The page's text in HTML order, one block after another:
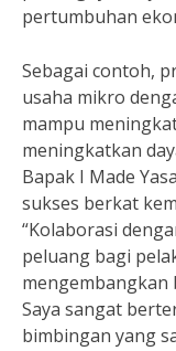
pertumbuhan
Sebagai contoh,
usaha mikro
mampu
meningkatkan
Bapak I Made
sukses berkat
“Kolaborasi
peluang bagi
mengembangkan
Saya sangat
bimbingan yang